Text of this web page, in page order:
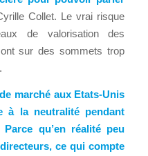
Collet. Le vrai risque
de valorisation des
sur des sommets trop
marché aux Etats-Unis
à la neutralité pendant
qu’en réalité peu
ce qui compte